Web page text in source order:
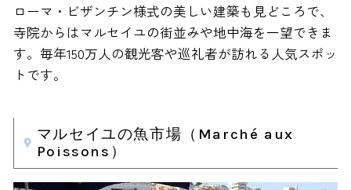
ローマ・ビザンチン様式の美しい建築も見どころで、
寺院からはマルセイユの街並みや地中海を一望できま
す。毎年150万人の観光客や巡礼者が訪れる人気スポッ
トです。
マルセイユの魚市場（Marché aux
Poissons）